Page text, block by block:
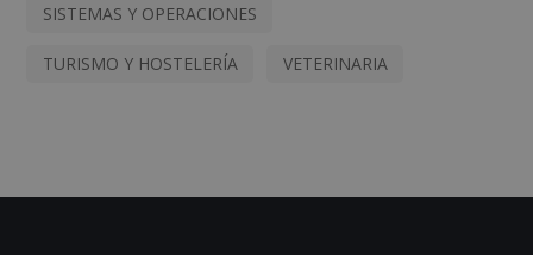
SISTEMAS Y OPERACIONES
TURISMO Y HOSTELERÍA VETERINARIA